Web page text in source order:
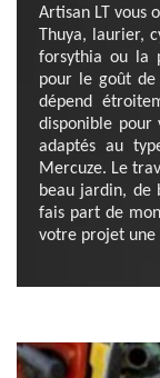
Artisan LT vous
Thuya, laurier,
forsythia ou la
pour le goût de
dépend
disponible pour
adaptés au
Mercuze. Le
beau jardin, de
fais part de
votre projet une